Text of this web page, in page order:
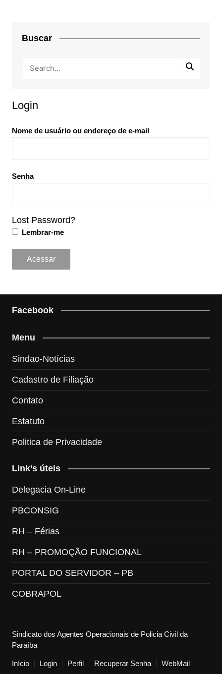
Buscar
Login
Nome de usuário ou endereço de e-mail
Senha
Lost Password?
Lembrar-me
Facebook
Menu
Sindao-Notícias
Cadastro de Filiação
Contato
Estatuto
Politica de Privacidade
Link’s úteis
Delegacia On-Line
PBCONSIG
RH – Férias
RH – PROMOÇÃO FUNCIONAL
PORTAL DO SERVIDOR – PB
COBRAPOL
Sindicato dos Agentes Operacionais de Policia Civil da
Paraíba
Início Login Perfil Recuperar Senha WebMail